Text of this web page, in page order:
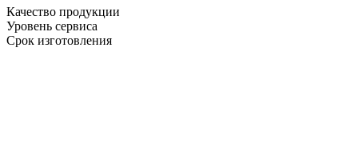
Качество продукции
Уровень сервиса
Срок изготовления